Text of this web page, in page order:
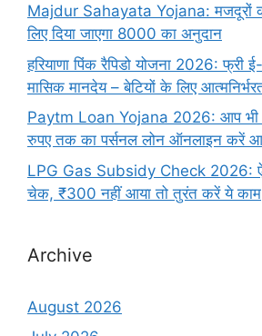
Majdur Sahayata Yojana: मजदूरों
लिए दिया जाएगा 8000 का अनुदान
हरियाणा पिंक रैपिडो योजना 2026:
मासिक मानदेय – बेटियों के लिए
Paytm Loan Yojana 2026: आप
रुपए तक का पर्सनल लोन ऑनलाइन करें
LPG Gas Subsidy Check 2026:
चेक, ₹300 नहीं आया तो तुरंत करें ये काम
Archive
August 2026